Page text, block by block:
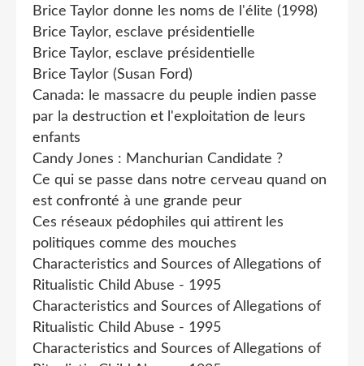
Brice Taylor donne les noms de l'élite (1998)
Brice Taylor, esclave présidentielle
Brice Taylor, esclave présidentielle
Brice Taylor (Susan Ford)
Canada: le massacre du peuple indien passe
par la destruction et l'exploitation de leurs
enfants
Candy Jones : Manchurian Candidate ?
Ce qui se passe dans notre cerveau quand on
est confronté à une grande peur
Ces réseaux pédophiles qui attirent les
politiques comme des mouches
Characteristics and Sources of Allegations of
Ritualistic Child Abuse - 1995
Characteristics and Sources of Allegations of
Ritualistic Child Abuse - 1995
Characteristics and Sources of Allegations of